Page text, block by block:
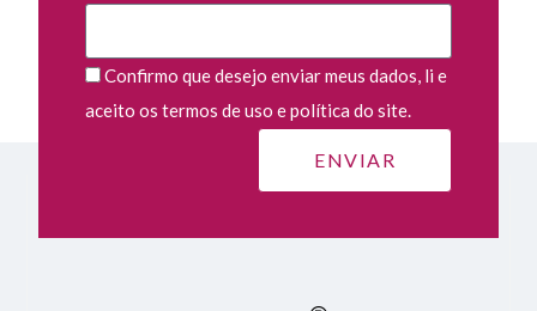
Confirmo que desejo enviar meus dados, li e
aceito os termos de uso e política do site.